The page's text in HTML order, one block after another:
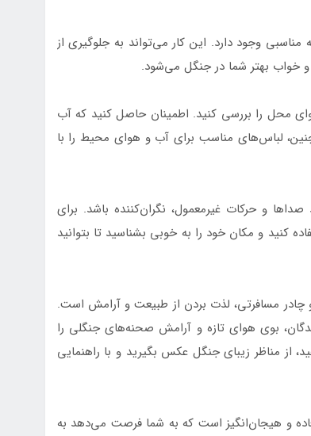
وجود دارد. این کار می‌تواند به جلوگیری از
خواب بهتر شما در جنگل می‌شود.
محل را بررسی کنید. اطمینان حاصل کنید که آب
لباس‌های مناسب برای آب و هوای محیط را با
و حرکات غیرمعمول، نگران‌کننده باشد. برای
کنید و مکان خود را به خوبی بشناسید تا بتوانید
مسافرتی، لذت بردن از طبیعت و آرامش است.
بوی هوای تازه و آرامش صحنه‌های جنگلی را
از مناظر زیبای جنگل عکس بگیرید و با راهنمایی
و هیجان‌انگیز است که به شما فرصت می‌دهد به